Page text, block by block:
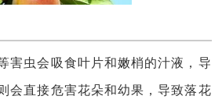
虫会吸食叶片和嫩梢的汁液，导
会直接危害花朵和幼果，导致落花